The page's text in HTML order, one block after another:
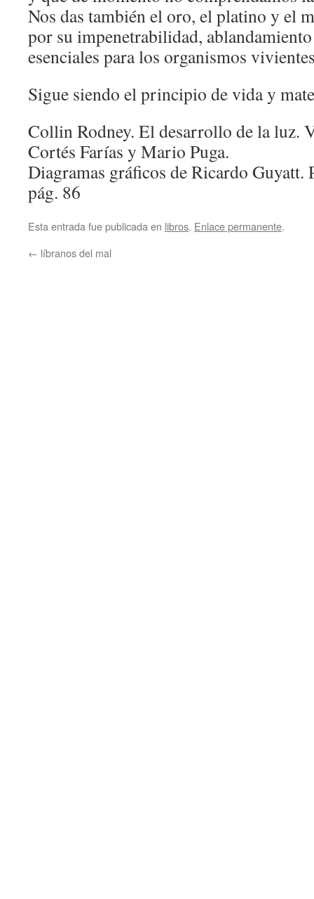
Nos das también el oro, el platino y el
por su impenetrabilidad,
esenciales para los organismos
Sigue siendo el principio de vida y
Collin Rodney. El desarrollo de la luz.
Cortés Farías y Mario Puga.
Diagramas gráficos de Ricardo
pág. 86
Esta entrada fue publicada en libros. Enlace permanente.
← líbranos del mal